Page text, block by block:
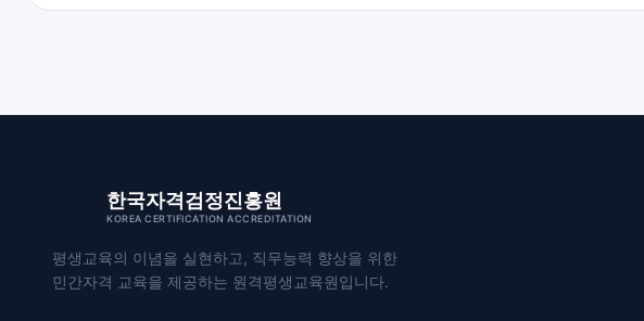
한국자격검정진흥원
KOREA CERTIFICATION ACCREDITATION
평생교육의 이념을 실현하고, 직무능력 향상을 위한
민간자격 교육을 제공하는 원격평생교육원입니다.